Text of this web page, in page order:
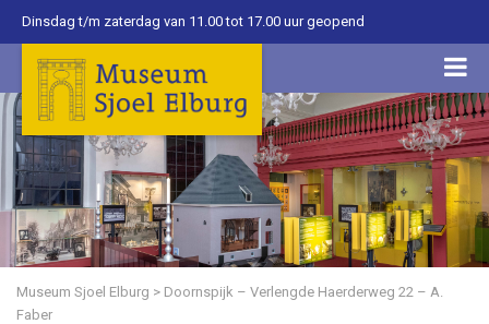
Dinsdag t/m zaterdag van 11.00 tot 17.00 uur geopend
Museum Sjoel Elburg > Doornspijk – Verlengde Haerderweg 22 – A.
Faber